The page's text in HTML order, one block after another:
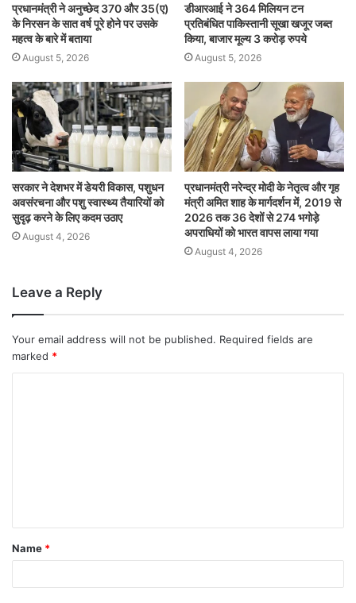
प्रधानमंत्री ने अनुच्छेद 370 और 35(ए)
के निरसन के सात वर्ष पूरे होने पर उसके
महत्व के बारे में बताया
August 5, 2026
डीआरआई ने 364 मिलियन टन
प्रतिबंधित पाकिस्तानी सूखा खजूर जब्त
किया, बाजार मूल्य 3 करोड़ रुपये
August 5, 2026
सरकार ने देशभर में डेयरी विकास, पशुधन
अवसंरचना और पशु स्वास्थ्य तैयारियों को
सुदृढ़ करने के लिए कदम उठाए
August 4, 2026
प्रधानमंत्री नरेन्द्र मोदी के नेतृत्व और गृह
मंत्री अमित शाह के मार्गदर्शन में, 2019 से
2026 तक 36 देशों से 274 भगोड़े
अपराधियों को भारत वापस लाया गया
August 4, 2026
Leave a Reply
Your email address will not be published. Required fields are
marked *
Name *